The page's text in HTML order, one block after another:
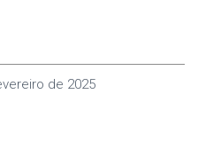
de 2025